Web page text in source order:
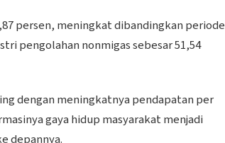
persen, meningkat dibandingkan periode
pengolahan nonmigas sebesar 51,54
dengan meningkatnya pendapatan per
gaya hidup masyarakat menjadi